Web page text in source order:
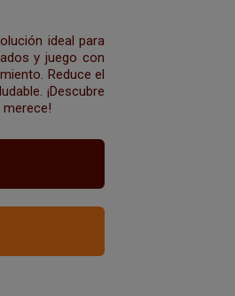
ideal para
y juego con
Reduce el
¡Descubre
merece!